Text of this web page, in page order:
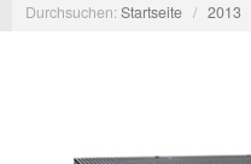
Durchsuchen:Startseite / 2013